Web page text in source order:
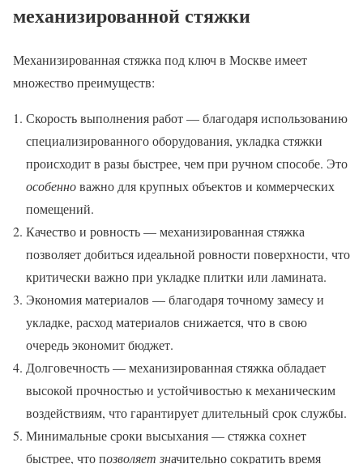
механизированной стяжки
Механизированная стяжка под ключ в Москве имеет
множество преимуществ:
Скорость выполнения работ — благодаря использованию
специализированного оборудования, укладка стяжки
происходит в разы быстрее, чем при ручном способе. Это
особенноважно для крупных объектов и коммерческих
помещений.
Качество и ровность — механизированная стяжка
позволяет добиться идеальной ровности поверхности, что
критически важно при укладке плитки или ламината.
Экономия материалов — благодаря точному замесу и
укладке, расход материалов снижается, что в свою
очередь экономит бюджет.
Долговечность — механизированная стяжка обладает
высокой прочностью и устойчивостью к механическим
воздействиям, что гарантирует длительный срок службы.
Минимальные сроки высыхания — стяжка сохнет
быстрее, что позволяет значительно сократить время